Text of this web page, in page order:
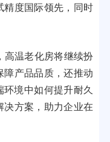
精度国际领先，同时
高温老化房将继续扮
障产品品质，还推动
境中如何提升耐久
决方案，助力企业在